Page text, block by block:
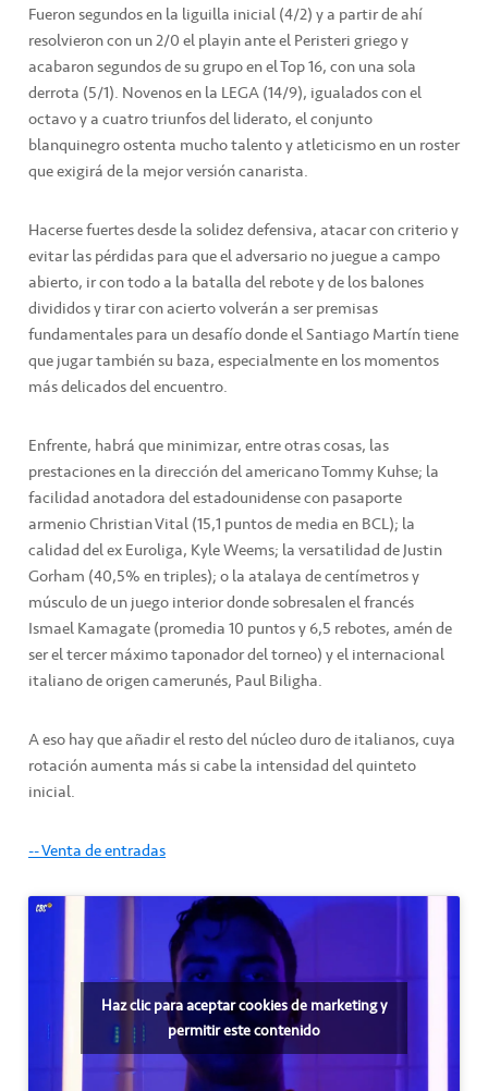
Fueron segundos en la liguilla inicial (4/2) y a partir de ahí
resolvieron con un 2/0 el playin ante el Peristeri griego y
acabaron segundos de su grupo en el Top 16, con una sola
derrota (5/1). Novenos en la LEGA (14/9), igualados con el
octavo y a cuatro triunfos del liderato, el conjunto
blanquinegro ostenta mucho talento y atleticismo en un roster
que exigirá de la mejor versión canarista.
Hacerse fuertes desde la solidez defensiva, atacar con criterio y
evitar las pérdidas para que el adversario no juegue a campo
abierto, ir con todo a la batalla del rebote y de los balones
divididos y tirar con acierto volverán a ser premisas
fundamentales para un desafío donde el Santiago Martín tiene
que jugar también su baza, especialmente en los momentos
más delicados del encuentro.
Enfrente, habrá que minimizar, entre otras cosas, las
prestaciones en la dirección del americano Tommy Kuhse; la
facilidad anotadora del estadounidense con pasaporte
armenio Christian Vital (15,1 puntos de media en BCL); la
calidad del ex Euroliga, Kyle Weems; la versatilidad de Justin
Gorham (40,5% en triples); o la atalaya de centímetros y
músculo de un juego interior donde sobresalen el francés
Ismael Kamagate (promedia 10 puntos y 6,5 rebotes, amén de
ser el tercer máximo taponador del torneo) y el internacional
italiano de origen camerunés, Paul Biligha.
A eso hay que añadir el resto del núcleo duro de italianos, cuya
rotación aumenta más si cabe la intensidad del quinteto
inicial.
-- Venta de entradas
Haz clic para aceptar cookies de marketing y
permitir este contenido